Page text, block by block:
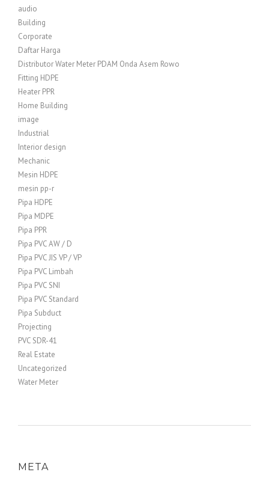
audio
Building
Corporate
Daftar Harga
Distributor Water Meter PDAM Onda Asem Rowo
Fitting HDPE
Heater PPR
Home Building
image
Industrial
Interior design
Mechanic
Mesin HDPE
mesin pp-r
Pipa HDPE
Pipa MDPE
Pipa PPR
Pipa PVC AW / D
Pipa PVC JIS VP / VP
Pipa PVC Limbah
Pipa PVC SNI
Pipa PVC Standard
Pipa Subduct
Projecting
PVC SDR-41
Real Estate
Uncategorized
Water Meter
META